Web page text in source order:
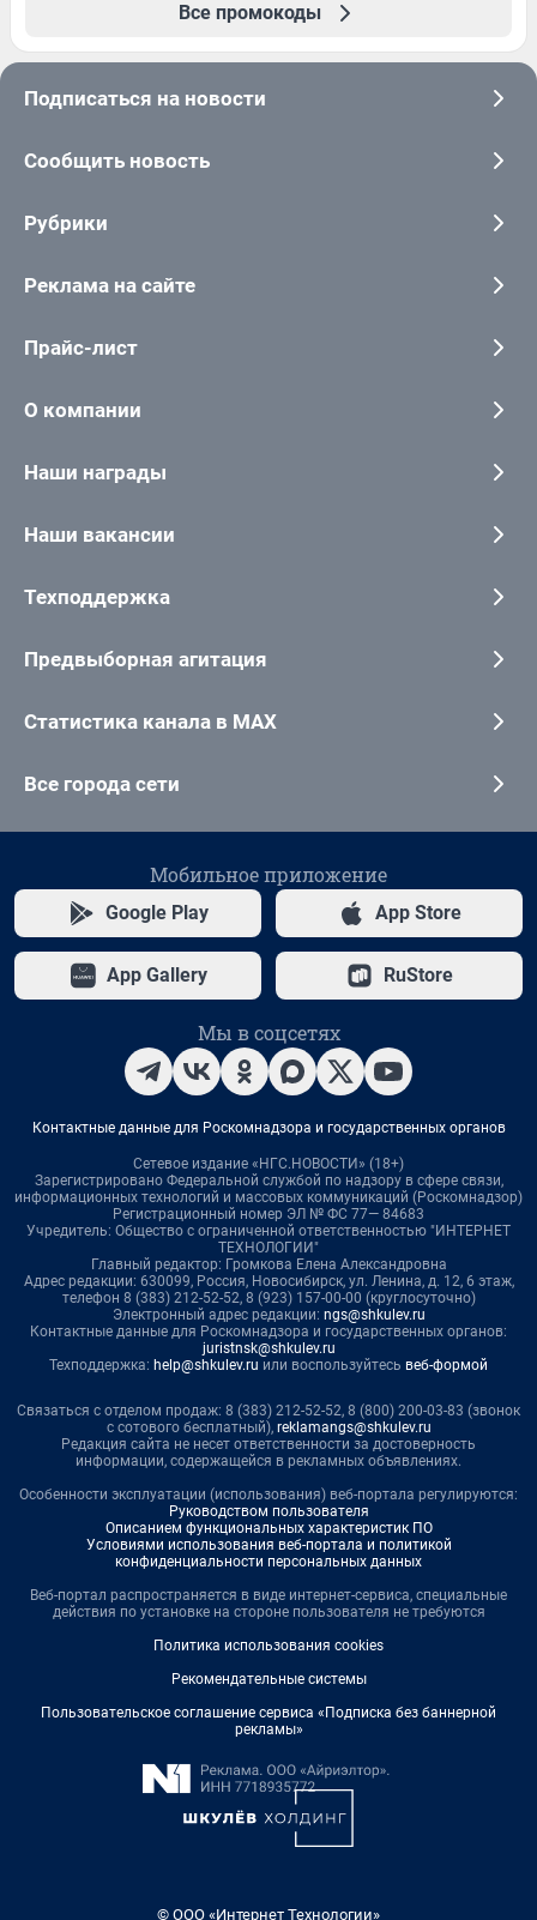
Все промокоды
Подписаться на новости
Сообщить новость
Рубрики
Реклама на сайте
Прайс-лист
О компании
Наши награды
Наши вакансии
Техподдержка
Предвыборная агитация
Статистика канала в MAX
Все города сети
Мобильное приложение
Google Play App Store
App Gallery RuStore
Мы в соцсетях
Контактные данные для Роскомнадзора и государственных органов
Сетевое издание «НГС.НОВОСТИ» (18+)
Зарегистрировано Федеральной службой по надзору в сфере связи,
информационных технологий и массовых коммуникаций (Роскомнадзор)
Регистрационный номер ЭЛ № ФС 77— 84683
Учредитель: Общество с ограниченной ответственностью "ИНТЕРНЕТ
ТЕХНОЛОГИИ"
Главный редактор: Громкова Елена Александровна
Адрес редакции: 630099, Россия, Новосибирск, ул. Ленина, д. 12, 6 этаж,
телефон 8 (383) 212-52-52, 8 (923) 157-00-00 (круглосуточно)
Электронный адрес редакции: ngs@shkulev.ru
Контактные данные для Роскомнадзора и государственных органов:
juristnsk@shkulev.ru
Техподдержка: help@shkulev.ru или воспользуйтесь веб-формой
Связаться с отделом продаж: 8 (383) 212-52-52, 8 (800) 200-03-83 (звонок
с сотового бесплатный), reklamangs@shkulev.ru
Редакция сайта не несет ответственности за достоверность
информации, содержащейся в рекламных объявлениях.
Особенности эксплуатации (использования) веб-портала регулируются:
Руководством пользователя
Описанием функциональных характеристик ПО
Условиями использования веб-портала и политикой
конфиденциальности персональных данных
Веб-портал распространяется в виде интернет-сервиса, специальные
действия по установке на стороне пользователя не требуются
Политика использования cookies
Рекомендательные системы
Пользовательское соглашение сервиса «Подписка без баннерной
рекламы»
© ООО «Интернет Технологии»